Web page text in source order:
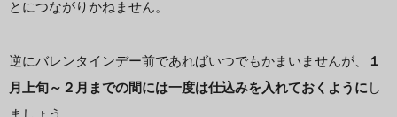
とにつながりかねません。
逆にバレンタインデー前であればいつでもかまいませんが、
１
月上旬～２月までの間には一度は仕込みを入れておくように し
ましょう。